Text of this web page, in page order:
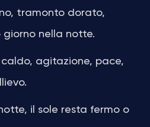
tramonto dorato,
nella notte.
agitazione, pace,
il sole resta fermo o